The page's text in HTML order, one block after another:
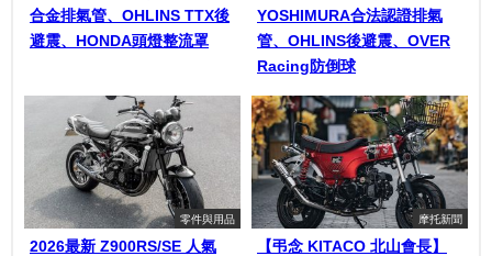
合金排氣管、OHLINS TTX後
避震、HONDA頭燈整流罩
YOSHIMURA合法認證排氣
管、OHLINS後避震、OVER
Racing防倒球
零件與用品
2026最新 Z900RS/SE 人氣
摩托新聞
【弔念 KITACO 北山會長】